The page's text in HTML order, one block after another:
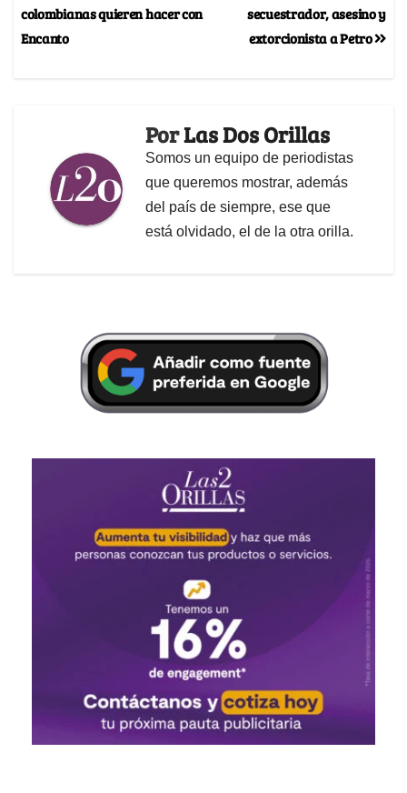
secuestrador, asesino y
extorcionista a Petro
colombianas quieren hacer con
Encanto
PorLas Dos Orillas
Somos un equipo de periodistas
que queremos mostrar, además
del país de siempre, ese que
está olvidado, el de la otra orilla.